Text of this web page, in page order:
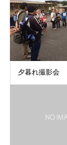
夕暮れ撮影会